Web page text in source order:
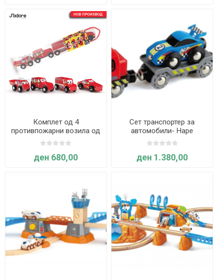
Комплет од 4
противпожарни возила од
дрво - J'Adore
ден 680,00
Сет транспортер за
автомобили- Hape
ден 1.380,00